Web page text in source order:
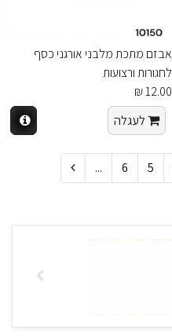
אבזם מתכת מלבני אורגני כסף
לחגורות ורצועות
12.00 ₪
לעגלה
5
6
...